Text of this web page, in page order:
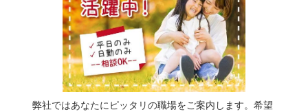
弊社ではあなたにピッタリの職場をご案内します。希望